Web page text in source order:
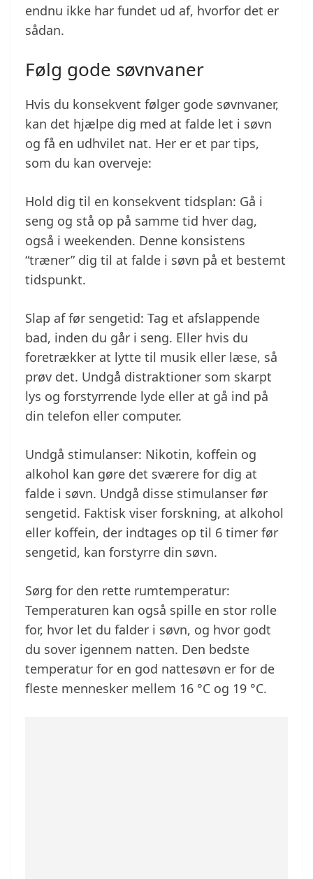
endnu ikke har fundet ud af, hvorfor det er
sådan.
Følg gode søvnvaner
Hvis du konsekvent følger gode søvnvaner,
kan det hjælpe dig med at falde let i søvn
og få en udhvilet nat. Her er et par tips,
som du kan overveje:
Hold dig til en konsekvent tidsplan: Gå i
seng og stå op på samme tid hver dag,
også i weekenden. Denne konsistens
“træner” dig til at falde i søvn på et bestemt
tidspunkt.
Slap af før sengetid: Tag et afslappende
bad, inden du går i seng. Eller hvis du
foretrækker at lytte til musik eller læse, så
prøv det. Undgå distraktioner som skarpt
lys og forstyrrende lyde eller at gå ind på
din telefon eller computer.
Undgå stimulanser: Nikotin, koffein og
alkohol kan gøre det sværere for dig at
falde i søvn. Undgå disse stimulanser før
sengetid. Faktisk viser forskning, at alkohol
eller koffein, der indtages op til 6 timer før
sengetid, kan forstyrre din søvn.
Sørg for den rette rumtemperatur:
Temperaturen kan også spille en stor rolle
for, hvor let du falder i søvn, og hvor godt
du sover igennem natten. Den bedste
temperatur for en god nattesøvn er for de
fleste mennesker mellem 16 °C og 19 °C.